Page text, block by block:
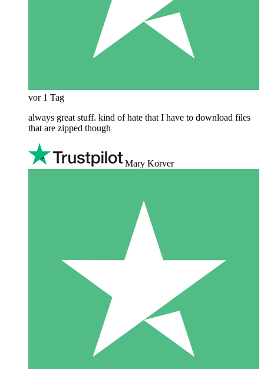
vor 1 Tag
always great stuff. kind of hate that I have to download files
that are zipped though
Mary Korver